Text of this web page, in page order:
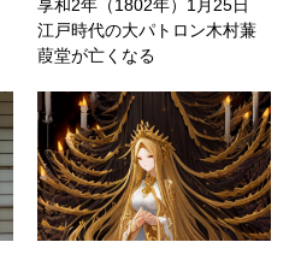
享和2年（1802年）1月25日
江戸時代の大パトロン木村蒹
葭堂が亡くなる